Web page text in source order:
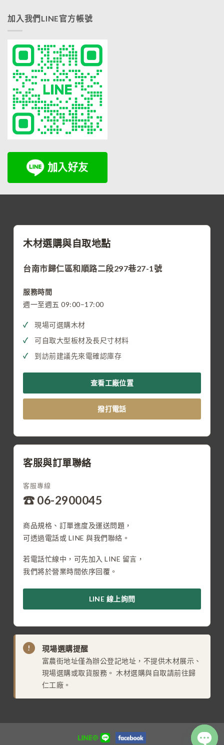
加入我們LINE官方帳號
木材選購與自取地點
台南市歸仁區和順路二段297巷27-1號
服務時間
週一至週五 09:00–17:00
現場可選購木材
可自取大型板材及長尺寸材料
到訪前建議先來電確認庫存
查看工廠位置
撥打電話
客服與訂單聯絡
客服專線
☎ 06-2900045
商品規格、訂單進度及運送問題，
可透過電話或 LINE 與我們聯絡。
若電話忙線中，可先加入 LINE 留言，
我們將於營業時間依序回覆。
LINE 線上詢問
! 現場選購提醒
富農街地址僅為辦公登記地址，不提供木材展示、
現場選購或取貨服務。 木材選購與自取請前往歸
仁工廠。